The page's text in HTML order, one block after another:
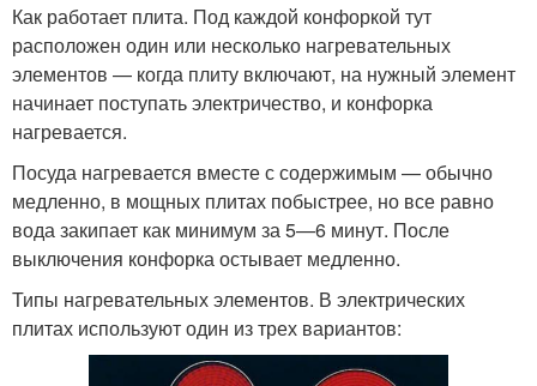
Как работает плита. Под каждой конфоркой тут
расположен один или несколько нагревательных
элементов — когда плиту включают, на нужный элемент
начинает поступать электричество, и конфорка
нагревается.
Посуда нагревается вместе с содержимым — обычно
медленно, в мощных плитах побыстрее, но все равно
вода закипает как минимум за 5—6 минут. После
выключения конфорка остывает медленно.
Типы нагревательных элементов. В электрических
плитах используют один из трех вариантов: